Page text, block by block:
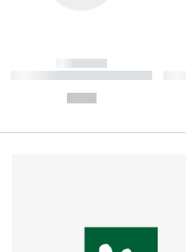
------------
----------- ----------- ----------